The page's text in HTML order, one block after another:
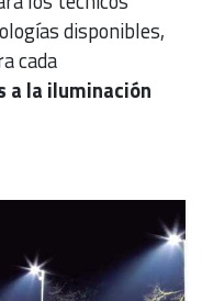
disponibles,
cada
a la iluminación